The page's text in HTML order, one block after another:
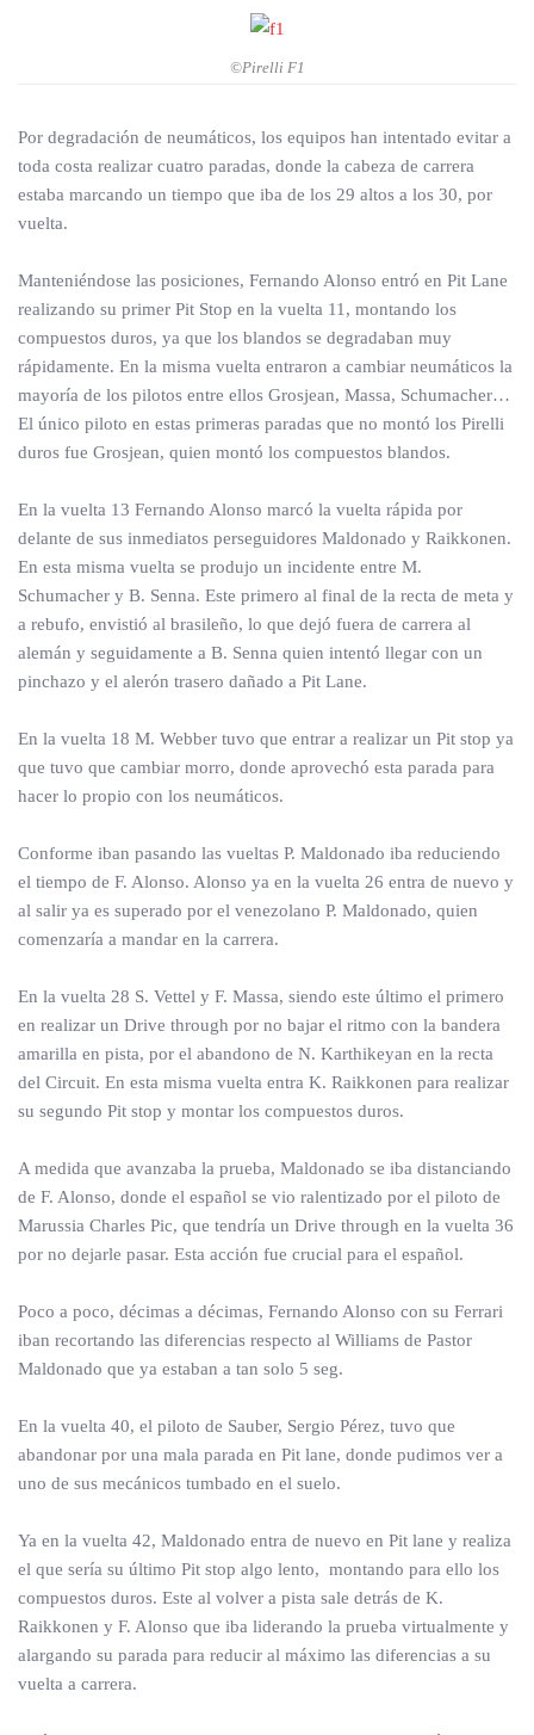
©Pirelli F1
Por degradación de neumáticos, los equipos han intentado evitar a
toda costa realizar cuatro paradas, donde la cabeza de carrera
estaba marcando un tiempo que iba de los 29 altos a los 30, por
vuelta.
Manteniéndose las posiciones, Fernando Alonso entró en Pit Lane
realizando su primer Pit Stop en la vuelta 11, montando los
compuestos duros, ya que los blandos se degradaban muy
rápidamente. En la misma vuelta entraron a cambiar neumáticos la
mayoría de los pilotos entre ellos Grosjean, Massa, Schumacher…
El único piloto en estas primeras paradas que no montó los Pirelli
duros fue Grosjean, quien montó los compuestos blandos.
En la vuelta 13 Fernando Alonso marcó la vuelta rápida por
delante de sus inmediatos perseguidores Maldonado y Raikkonen.
En esta misma vuelta se produjo un incidente entre M.
Schumacher y B. Senna. Este primero al final de la recta de meta y
a rebufo, envistió al brasileño, lo que dejó fuera de carrera al
alemán y seguidamente a B. Senna quien intentó llegar con un
pinchazo y el alerón trasero dañado a Pit Lane.
En la vuelta 18 M. Webber tuvo que entrar a realizar un Pit stop ya
que tuvo que cambiar morro, donde aprovechó esta parada para
hacer lo propio con los neumáticos.
Conforme iban pasando las vueltas P. Maldonado iba reduciendo
el tiempo de F. Alonso. Alonso ya en la vuelta 26 entra de nuevo y
al salir ya es superado por el venezolano P. Maldonado, quien
comenzaría a mandar en la carrera.
En la vuelta 28 S. Vettel y F. Massa, siendo este último el primero
en realizar un Drive through por no bajar el ritmo con la bandera
amarilla en pista, por el abandono de N. Karthikeyan en la recta
del Circuit. En esta misma vuelta entra K. Raikkonen para realizar
su segundo Pit stop y montar los compuestos duros.
A medida que avanzaba la prueba, Maldonado se iba distanciando
de F. Alonso, donde el español se vio ralentizado por el piloto de
Marussia Charles Pic, que tendría un Drive through en la vuelta 36
por no dejarle pasar. Esta acción fue crucial para el español.
Poco a poco, décimas a décimas, Fernando Alonso con su Ferrari
iban recortando las diferencias respecto al Williams de Pastor
Maldonado que ya estaban a tan solo 5 seg.
En la vuelta 40, el piloto de Sauber, Sergio Pérez, tuvo que
abandonar por una mala parada en Pit lane, donde pudimos ver a
uno de sus mecánicos tumbado en el suelo.
Ya en la vuelta 42, Maldonado entra de nuevo en Pit lane y realiza
el que sería su último Pit stop algo lento, montando para ello los
compuestos duros. Este al volver a pista sale detrás de K.
Raikkonen y F. Alonso que iba liderando la prueba virtualmente y
alargando su parada para reducir al máximo las diferencias a su
vuelta a carrera.